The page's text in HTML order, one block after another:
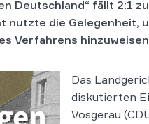
Deutschland“ fällt 2:1
nutzte die Gelegenheit,
Verfahrens
Das
diskutierten
Vosgerau